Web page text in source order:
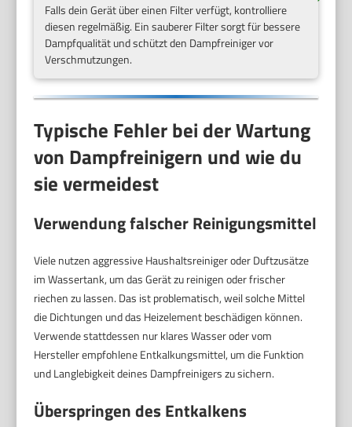
Falls dein Gerät über einen Filter verfügt, kontrolliere
diesen regelmäßig. Ein sauberer Filter sorgt für bessere
Dampfqualität und schützt den Dampfreiniger vor
Verschmutzungen.
Typische Fehler bei der Wartung
von Dampfreinigern und wie du
sie vermeidest
Verwendung falscher Reinigungsmittel
Viele nutzen aggressive Haushaltsreiniger oder Duftzusätze
im Wassertank, um das Gerät zu reinigen oder frischer
riechen zu lassen. Das ist problematisch, weil solche Mittel
die Dichtungen und das Heizelement beschädigen können.
Verwende stattdessen nur klares Wasser oder vom
Hersteller empfohlene Entkalkungsmittel, um die Funktion
und Langlebigkeit deines Dampfreinigers zu sichern.
Überspringen des Entkalkens